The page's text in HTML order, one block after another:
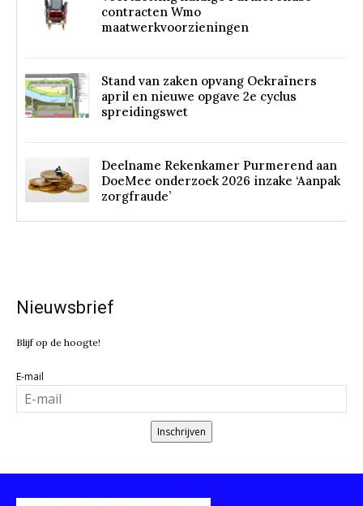
contracten Wmo
maatwerkvoorzieningen
Stand van zaken opvang Oekraïners
april en nieuwe opgave 2e cyclus
spreidingswet
Deelname Rekenkamer Purmerend aan
DoeMee onderzoek 2026 inzake ‘Aanpak
zorgfraude’
Nieuwsbrief
Blijf op de hoogte!
E-mail
Inschrijven